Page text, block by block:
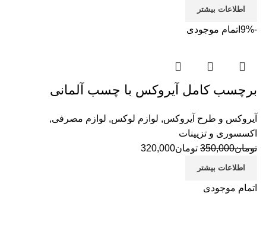
اطلاعات بیشتر
-9% اتمام موجودی
برچسب کامل آیروکس با چسب آلمانی
آیروکس و طرح آیروکس, لوازم لوکس, لوازم مصرفی,
اکسسوری و تزیینات
تومان350,000 تومان320,000
اطلاعات بیشتر
اتمام موجودی